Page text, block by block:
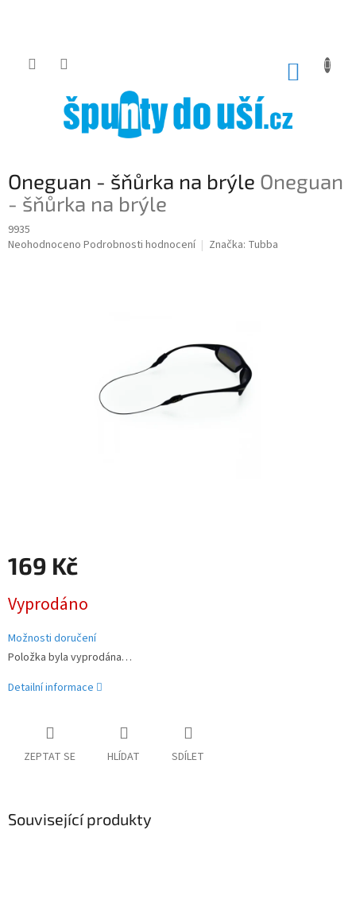
Oneguan - šňůrka na brýle Oneguan
- šňůrka na brýle
9935
Průměrné
Neohodnoceno Podrobnosti hodnocení Značka: Tubba
169 Kč
cena:
Vyprodáno
Možnosti doručení
Položka byla vyprodána…
Detailní informace
ZEPTAT SE HLÍDAT SDÍLET
Související produkty